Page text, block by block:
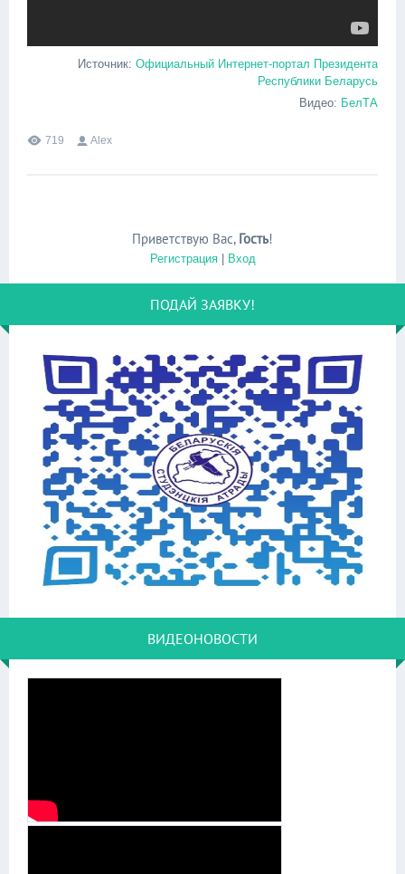
Источник: Официальный Интернет-портал Президента
Республики Беларусь
Видео: БелТА
719 Alex
Приветствую Вас, Гость!
Регистрация| Вход
ПОДАЙ ЗАЯВКУ!
ВИДЕОНОВОСТИ